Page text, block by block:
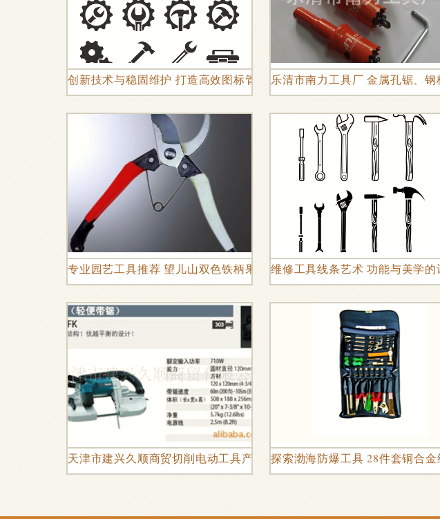
创新技术与稳固维护 打造高效图标管理工具的完美协同乐清市南力工具厂 金属孔锯、
专业园艺工具推荐 望儿山双色铁柄果枝剪，厂家批发高效耐用
维修工具线条艺术 功能与美学的
天津市建兴久顺商贸切削电动工具产品列表探索渤海防爆工具 28件套铜合金